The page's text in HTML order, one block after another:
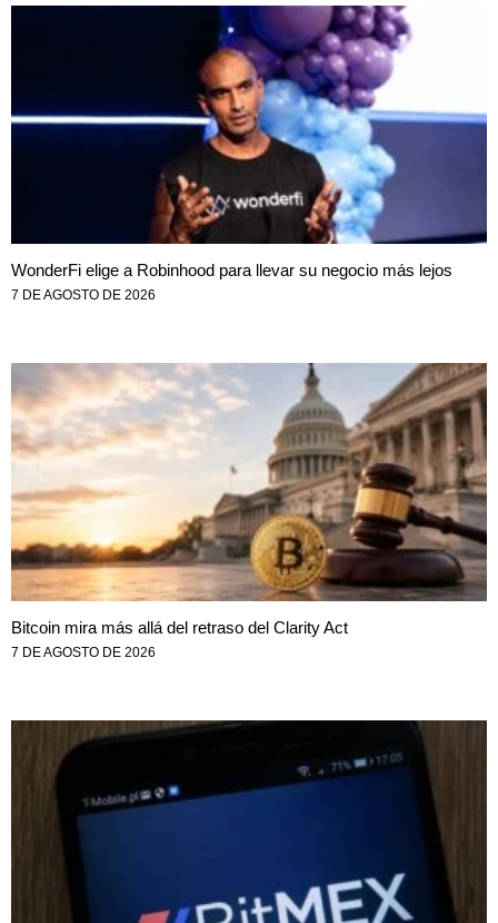
WonderFi elige a Robinhood para llevar su negocio más lejos
7 DE AGOSTO DE 2026
Bitcoin mira más allá del retraso del Clarity Act
7 DE AGOSTO DE 2026